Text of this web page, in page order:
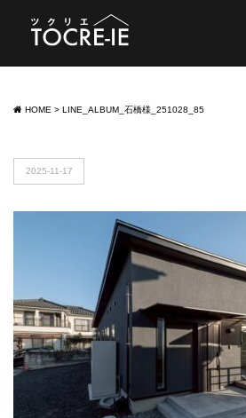
HOME > LINE_ALBUM_石橋様_251028_85
2025-11-17